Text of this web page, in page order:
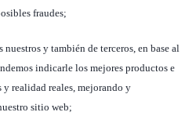
fraudes;
y también de terceros, en base al
indicarle los mejores productos e
y realidad reales, mejorando y
sitio web;